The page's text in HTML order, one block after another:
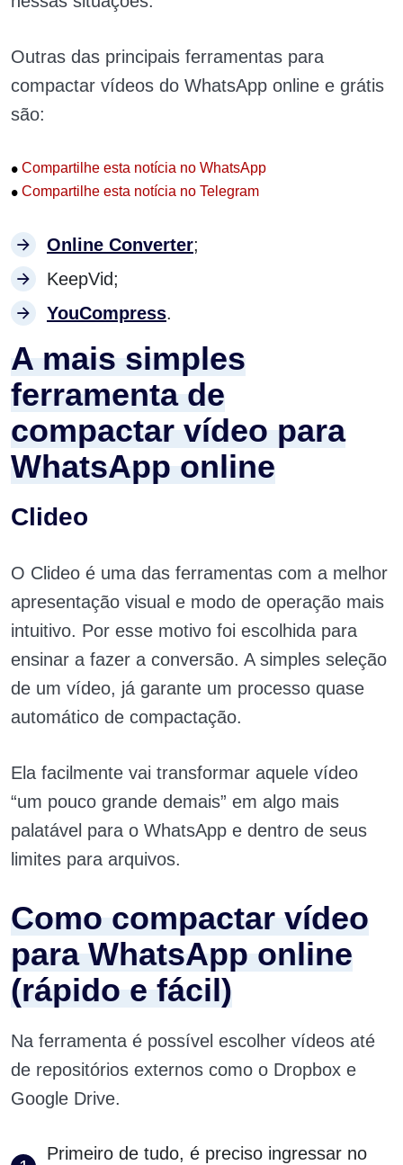
Outras das principais ferramentas para
compactar vídeos do WhatsApp online e grátis
são:
• Compartilhe esta notícia no WhatsApp
• Compartilhe esta notícia no Telegram
Online Converter;
KeepVid;
YouCompress.
A mais simples
ferramenta de
compactar vídeo para
WhatsApp online
Clideo
O Clideo é uma das ferramentas com a melhor
apresentação visual e modo de operação mais
intuitivo. Por esse motivo foi escolhida para
ensinar a fazer a conversão. A simples seleção
de um vídeo, já garante um processo quase
automático de compactação.
Ela facilmente vai transformar aquele vídeo
“um pouco grande demais” em algo mais
palatável para o WhatsApp e dentro de seus
limites para arquivos.
Como compactar vídeo
para WhatsApp online
(rápido e fácil)
Na ferramenta é possível escolher vídeos até
de repositórios externos como o Dropbox e
Google Drive.
Primeiro de tudo, é preciso ingressar no